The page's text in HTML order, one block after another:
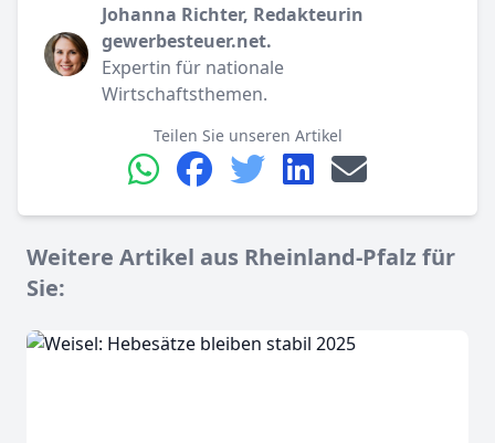
Johanna Richter, Redakteurin
gewerbesteuer.net.
Expertin für nationale
Wirtschaftsthemen.
Teilen Sie unseren Artikel
Weitere Artikel aus Rheinland-Pfalz für
Sie: